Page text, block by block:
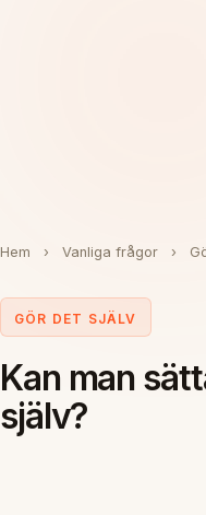
Hem › Vanliga frågor ›
GÖR DET SJÄLV
Kan man
själv?